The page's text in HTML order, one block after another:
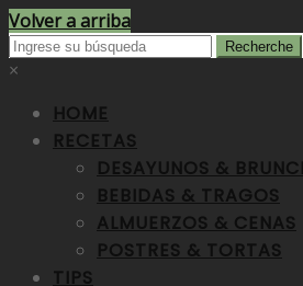
Volver a arriba
×
HOME
RECETAS
DESAYUNOS &
BEBIDAS & TRAGOS
ALMUERZOS & CENAS
POSTRES & TORTAS
TIPS